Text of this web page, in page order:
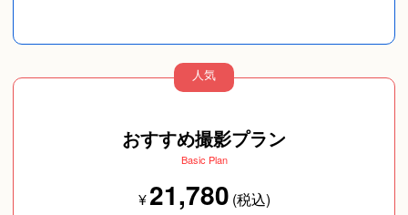
人気
おすすめ撮影プラン
Basic Plan
¥21,780 (税込)